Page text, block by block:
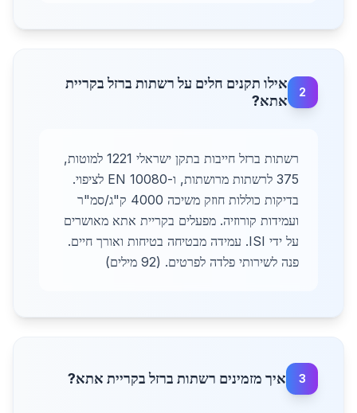
2
אילו תקנים חלים על רשתות ברזל בקריית
אתא?
רשתות ברזל חייבות בתקן ישראלי 1221 למוטות,
375 לרשתות מרושתות, ו-EN 10080 לציפוי.
בדיקות כוללות חוזק משיכה 4000 ק"ג/סמ"ר
ועמידות קורוזיה. מפעלים בקריית אתא מאושרים
על ידי ISI. עמידה מבטיחה בטיחות ואורך חיים.
פנה לשירותי פלדה לפרטים. (92 מילים)
3 איך מזמינים רשתות ברזל בקריית אתא?